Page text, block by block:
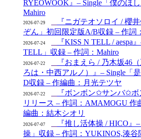
RYEOWOOK』– Single「僕のほ
Mahiro
2026-07-29
『ニガテオソロイ / 櫻
ぞん」初回限定版A/B収録 – 作詞
2026-07-24
『KISS N TELL / aespa
TELL」収録 – 作詞：Mahiro
2026-07-22
『おまえら / 乃木坂46
ろは・中西アルノ）』– Single「
D収録 – 作編曲：月光テツヤ
2026-07-22
『ボンボン✩サンバ✩ボ
リリース – 作詞：AMAMOGU 作
編曲：結木シオリ
2026-07-07
『推し活体操 / HICO』
操」収録 – 作詞：YUKINOS,湊谷